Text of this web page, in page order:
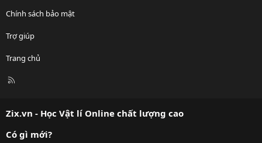
Chính sách bảo mật
Trợ giúp
Trang chủ
R
Zix.vn - Học Vật lí Online chất lượng cao
Có gì mới?